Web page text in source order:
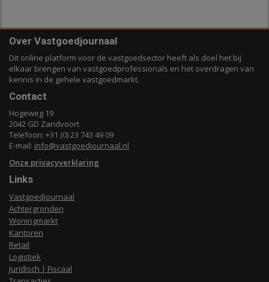
Over Vastgoedjournaal
Dit online platform voor de vastgoedsector heeft als doel het bij
elkaar brengen van vastgoedprofessionals en het overdragen van
kennis in de gehele vastgoedmarkt.
Contact
Hogeweg 19
2042 GD Zandvoort
Telefoon: +31 (0) 23 743 49 09
E-mail: info@vastgoedjournaal.nl
Onze privacyverklaring
Links
Vastgoedjournaal
Achtergronden
Woningmarkt
Kantoren
Retail
Logistiek
Juridisch | Fiscaal